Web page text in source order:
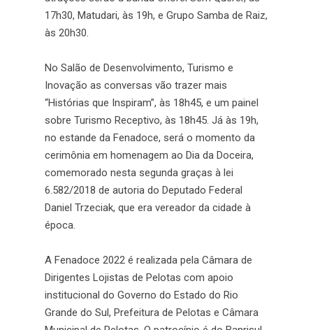
17h30, Matudari, às 19h, e Grupo Samba de Raiz,
às 20h30.
No Salão de Desenvolvimento, Turismo e
Inovação as conversas vão trazer mais
“Histórias que Inspiram”, às 18h45, e um painel
sobre Turismo Receptivo, às 18h45. Já às 19h,
no estande da Fenadoce, será o momento da
cerimônia em homenagem ao Dia da Doceira,
comemorado nesta segunda graças à lei
6.582/2018 de autoria do Deputado Federal
Daniel Trzeciak, que era vereador da cidade à
época.
A Fenadoce 2022 é realizada pela Câmara de
Dirigentes Lojistas de Pelotas com apoio
institucional do Governo do Estado do Rio
Grande do Sul, Prefeitura de Pelotas e Câmara